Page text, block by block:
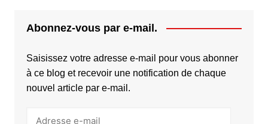
Abonnez-vous par e-mail.
Saisissez votre adresse e-mail pour vous abonner
à ce blog et recevoir une notification de chaque
nouvel article par e-mail.